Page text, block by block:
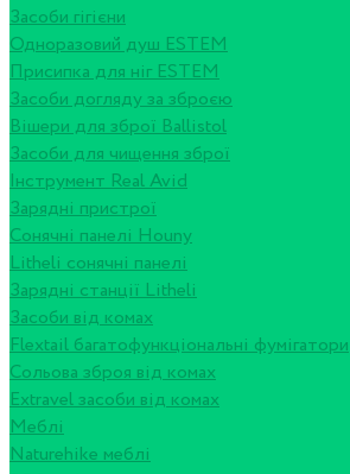
Засоби гігієни
Одноразовий душ ESTEM
Присипка для ніг ESTEM
Засоби догляду за зброєю
Вішери для зброї Ballistol
Засоби для чищення зброї
Інструмент Real Avid
Зарядні пристрої
Сонячні панелі Houny
Litheli сонячні панелі
Зарядні станції Litheli
Засоби від комах
Flextail багатофункціональні фумігатори
Сольова зброя від комах
Extravel засоби від комах
Меблі
Naturehike меблі